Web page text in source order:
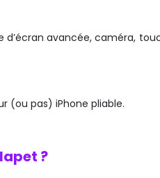
avancée, caméra,
(ou pas) iPhone pliable.
?